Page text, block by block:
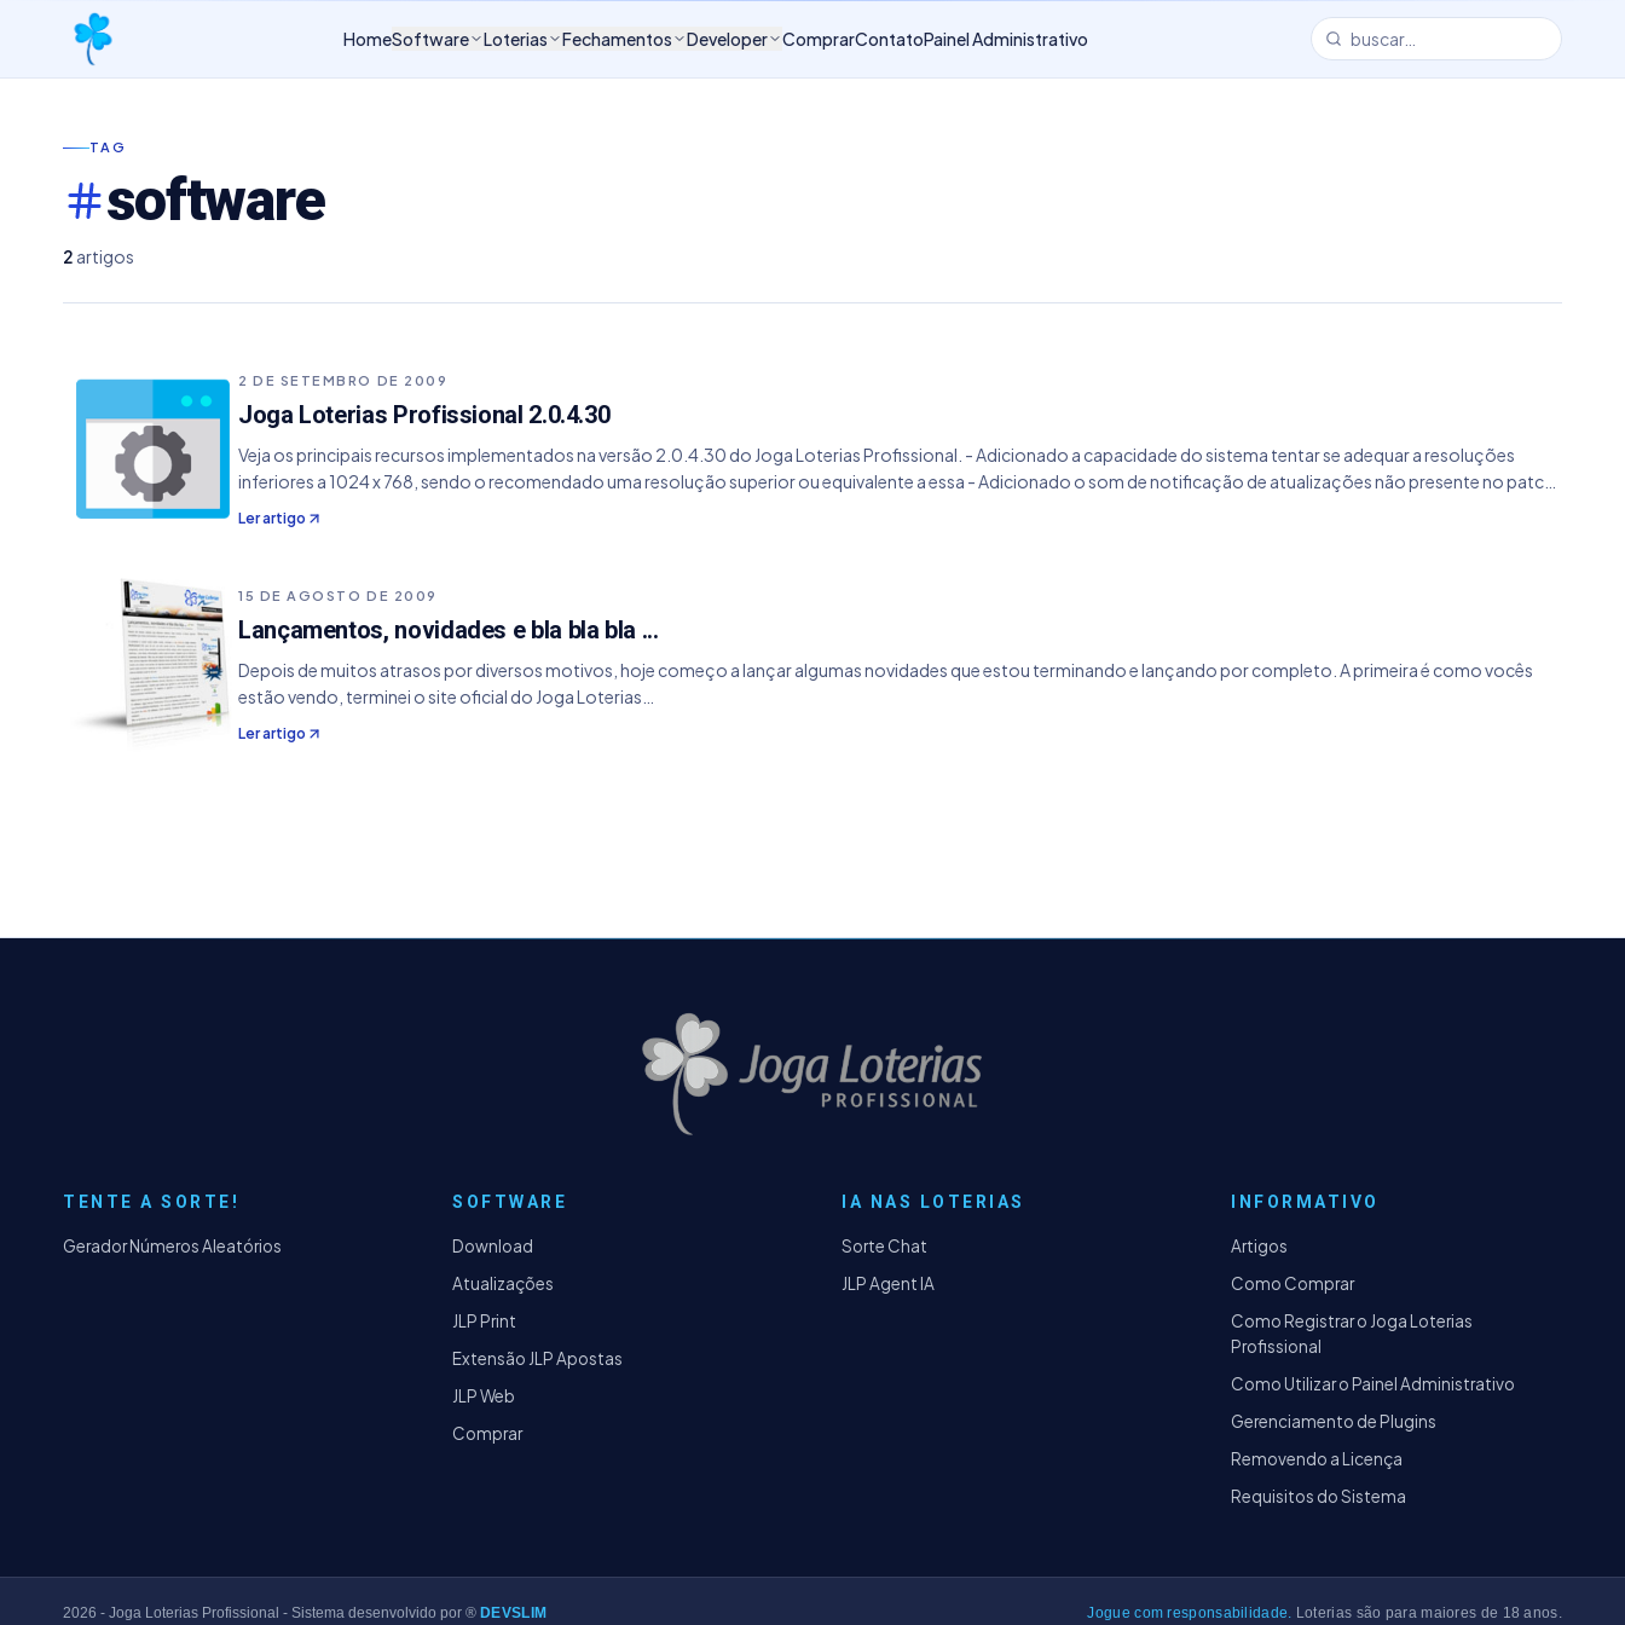
HomeSoftware Loterias Fechamentos Developer ComprarContatoPainel Administrativo
TAG
software
2 artigos
2 DE SETEMBRO DE 2009
Joga Loterias Profissional 2.0.4.30
Veja os principais recursos implementados na versão 2.0.4.30 do Joga Loterias Profissional. - Adicionado a capacidade do sistema tentar se adequar a resoluções
inferiores a 1024 x 768, sendo o recomendado uma resolução superior ou equivalente a essa - Adicionado o som de notificação de atualizações não presente no patch
de atualização 2.0.4.23.
Ler artigo
15 DE AGOSTO DE 2009
Lançamentos, novidades e bla bla bla ...
Depois de muitos atrasos por diversos motivos, hoje começo a lançar algumas novidades que estou terminando e lançando por completo. A primeira é como vocês
estão vendo, terminei o site oficial do Joga Loterias…
Ler artigo
TENTE A SORTE!
Gerador Números Aleatórios
SOFTWARE
Download
Atualizações
JLP Print
Extensão JLP Apostas
JLP Web
Comprar
IA NAS LOTERIAS
Sorte Chat
JLP Agent IA
INFORMATIVO
Artigos
Como Comprar
Como Registrar o Joga Loterias
Profissional
Como Utilizar o Painel Administrativo
Gerenciamento de Plugins
Removendo a Licença
Requisitos do Sistema
2026 - Joga Loterias Profissional - Sistema desenvolvido por ® DEVSLIM Jogue com responsabilidade. Loterias são para maiores de 18 anos.